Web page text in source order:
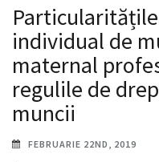
individual de
maternal
regulile de
muncii
FEBRUARIE 22ND, 2019